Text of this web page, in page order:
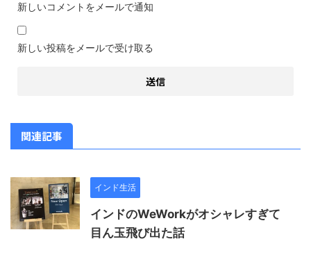
新しいコメントをメールで通知
新しい投稿をメールで受け取る
関連記事
インド生活
インドのWeWorkがオシャレすぎて
目ん玉飛び出た話